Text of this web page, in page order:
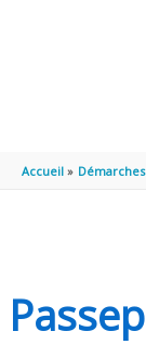
Accueil Démarches